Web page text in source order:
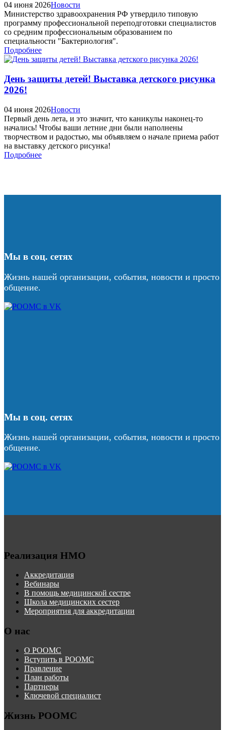
04 июня 2026Новости
Министерство здравоохранения РФ утвердило типовую
программу профессиональной переподготовки специалистов
со средним профессиональным образованием по
специальности "Бактериология".
Подробнее
День защиты детей! Выставка детского рисунка
2026!
04 июня 2026Новости
Первый день лета, и это значит, что каникулы наконец-то
начались! Чтобы ваши летние дни были наполнены
творчеством и радостью, мы объявляем о начале приема работ
на выставку детского рисунка!
Подробнее
Мы в соц. сетях
Жизнь нашей организации, события, новости и просто
общение.
Мы в соц. сетях
Жизнь нашей организации, события, новости и просто
общение.
Реализация НМО
Аккредитация
Вебинары
В помощь медицинской сестре
Школа медицинских сестер
Мероприятия для аккредитации
О нас
О РООМС
Вступить в РООМС
Правление
План работы
Партнеры
Ключевой специалист
Жизнь РООМС